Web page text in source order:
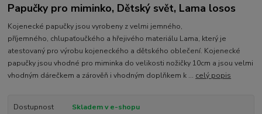
Papučky pro miminko, Dětský svět, Lama losos
Kojenecké papučky jsou vyrobeny z velmi jemného,
příjemného, chlupaťoučkého a hřejivého materiálu Lama, který je
atestovaný pro výrobu kojeneckého a dětského oblečení. Kojenecké
papučky jsou vhodné pro miminka do velikosti nožičky 10cm a jsou velmi
vhodným dárečkem a zárověň i vhodným doplňkem k ... celý popis
Dostupnost Skladem v e-shopu